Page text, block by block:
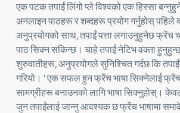
एक पटक तपाईं लिंगो प्ले विश्वको एक हिस्सा
अनलाइन पाठहरू र शब्दहरू प्रयोग गर्नुहोस्
अनुप्रयोगको साथ, तपाईं पत्ता लगाउनुहुनेछ फ्रेंच
पाठ सिक्न सकिन्छ। चाहे तपाईं नेटिभ वक्ता
शुरुवातीहरू, अनुप्रयोगले सुनिश्चित गर्दछ कि
गरियो। ' एक सफल हुन फ्रेंच भाषा सिक्नेलाई
सामग्रीहरू बनाउनको लागि भाषा सिक्नुहोस्।
जुन तपाईंलाई जान्नु आवश्यक छ फ्रेंच भाषामा